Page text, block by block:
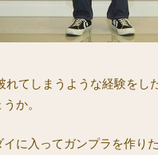
れてしまうような経験をし
か。
に入ってガンプラを作り